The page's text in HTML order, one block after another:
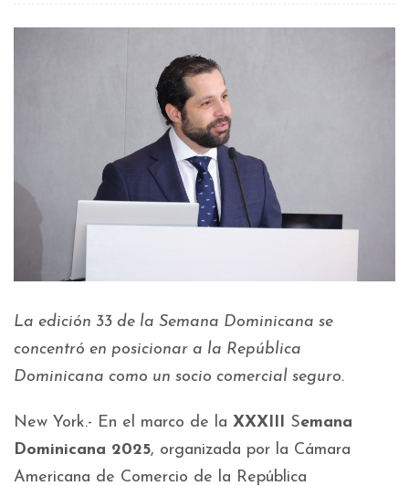
La edición 33 de la Semana Dominicana se
concentró en posicionar a la República
Dominicana como un socio comercial seguro.
New York.- En el marco de la XXXIII Semana
Dominicana 2025, organizada por la Cámara
Americana de Comercio de la República